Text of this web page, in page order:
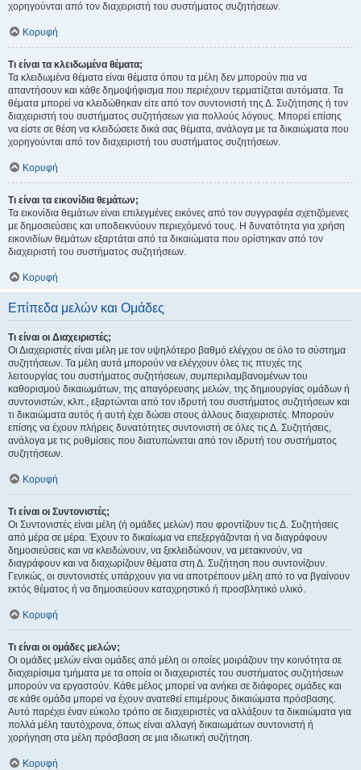
χορηγούνται από τον διαχειριστή του συστήματος συζητήσεων.
Κορυφή
Τι είναι τα κλειδωμένα θέματα;
Τα κλειδωμένα θέματα είναι θέματα όπου τα μέλη δεν μπορούν πια να
απαντήσουν και κάθε δημοψήφισμα που περιέχουν τερματίζεται αυτόματα. Τα
θέματα μπορεί να κλειδώθηκαν είτε από τον συντονιστή της Δ. Συζήτησης ή τον
διαχειριστή του συστήματος συζητήσεων για πολλούς λόγους. Μπορεί επίσης
να είστε σε θέση να κλειδώσετε δικά σας θέματα, ανάλογα με τα δικαιώματα που
χορηγούνται από τον διαχειριστή του συστήματος συζητήσεων.
Κορυφή
Τι είναι τα εικονίδια θεμάτων;
Τα εικονίδια θεμάτων είναι επιλεγμένες εικόνες από τον συγγραφέα σχετιζόμενες
με δημοσιεύσεις και υποδεικνύουν περιεχόμενό τους. Η δυνατότητα για χρήση
εικονιδίων θεμάτων εξαρτάται από τα δικαιώματα που ορίστηκαν από τον
διαχειριστή του συστήματος συζητήσεων.
Κορυφή
Επίπεδα μελών και Ομάδες
Τι είναι οι Διαχειριστές;
Οι Διαχειριστές είναι μέλη με τον υψηλότερο βαθμό ελέγχου σε όλο το σύστημα
συζητήσεων. Τα μέλη αυτά μπορούν να ελέγχουν όλες τις πτυχές της
λειτουργίας του συστήματος συζητήσεων, συμπεριλαμβανομένων του
καθορισμού δικαιωμάτων, της απαγόρευσης μελών, της δημιουργίας ομάδων ή
συντονιστών, κλπ., εξαρτώνται από τον ιδρυτή του συστήματος συζητήσεων και
τι δικαιώματα αυτός ή αυτή έχει δώσει στους άλλους διαχειριστές. Μπορούν
επίσης να έχουν πλήρεις δυνατότητες συντονιστή σε όλες τις Δ. Συζητήσεις,
ανάλογα με τις ρυθμίσεις που διατυπώνεται από τον ιδρυτή του συστήματος
συζητήσεων.
Κορυφή
Τι είναι οι Συντονιστές;
Οι Συντονιστές είναι μέλη (ή ομάδες μελών) που φροντίζουν τις Δ. Συζητήσεις
από μέρα σε μέρα. Έχουν το δικαίωμα να επεξεργάζονται ή να διαγράφουν
δημοσιεύσεις και να κλειδώνουν, να ξεκλειδώνουν, να μετακινούν, να
διαγράφουν και να διαχωρίζουν θέματα στη Δ. Συζήτηση που συντονίζουν.
Γενικώς, οι συντονιστές υπάρχουν για να αποτρέπουν μέλη από το να βγαίνουν
εκτός θέματος ή να δημοσιεύουν καταχρηστικό ή προσβλητικό υλικό.
Κορυφή
Τι είναι οι ομάδες μελών;
Οι ομάδες μελών είναι ομάδες από μέλη οι οποίες μοιράζουν την κοινότητα σε
διαχειρίσιμα τμήματα με τα οποία οι διαχειριστές του συστήματος συζητήσεων
μπορούν να εργαστούν. Κάθε μέλος μπορεί να ανήκει σε διάφορες ομάδες και
σε κάθε ομάδα μπορεί να έχουν ανατεθεί επιμέρους δικαιώματα πρόσβασης.
Αυτό παρέχει έναν εύκολο τρόπο σε διαχειριστές να αλλάξουν τα δικαιώματα για
πολλά μέλη ταυτόχρονα, όπως είναι αλλαγή δικαιωμάτων συντονιστή ή
χορήγηση στα μέλη πρόσβαση σε μια ιδιωτική συζήτηση.
Κορυφή